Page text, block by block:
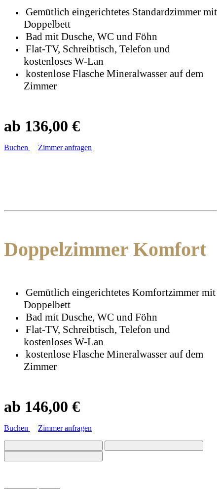
Gemütlich eingerichtetes Standardzimmer mit
Doppelbett
Bad mit Dusche, WC und Föhn
Flat-TV, Schreibtisch, Telefon und
kostenloses W-Lan
kostenlose Flasche Mineralwasser auf dem
Zimmer
ab 136,00 €
Buchen Zimmer anfragen
Doppelzimmer Komfort
Gemütlich eingerichtetes Komfortzimmer mit
Doppelbett
Bad mit Dusche, WC und Föhn
Flat-TV, Schreibtisch, Telefon und
kostenloses W-Lan
kostenlose Flasche Mineralwasser auf dem
Zimmer
ab 146,00 €
Buchen Zimmer anfragen